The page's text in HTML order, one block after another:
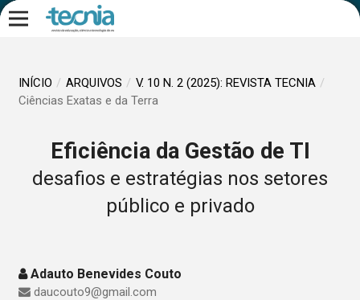
INÍCIO / ARQUIVOS / V. 10 N. 2 (2025): REVISTA TECNIA /
Ciências Exatas e da Terra
Eficiência da Gestão de TI
desafios e estratégias nos setores
público e privado
Adauto Benevides Couto
daucouto9@gmail.com